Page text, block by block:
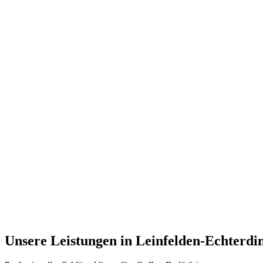
Unsere Leistungen in Leinfelden-